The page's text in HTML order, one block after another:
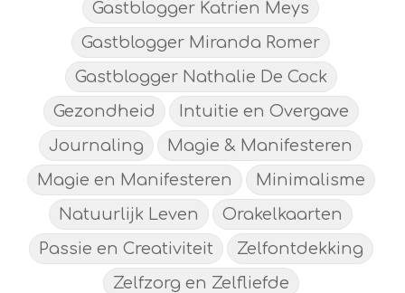
Gastblogger Katrien Meys
Gastblogger Miranda Romer
Gastblogger Nathalie De Cock
Gezondheid
Intuitie en Overgave
Journaling
Magie & Manifesteren
Magie en Manifesteren
Minimalisme
Natuurlijk Leven
Orakelkaarten
Passie en Creativiteit
Zelfontdekking
Zelfzorg en Zelfliefde